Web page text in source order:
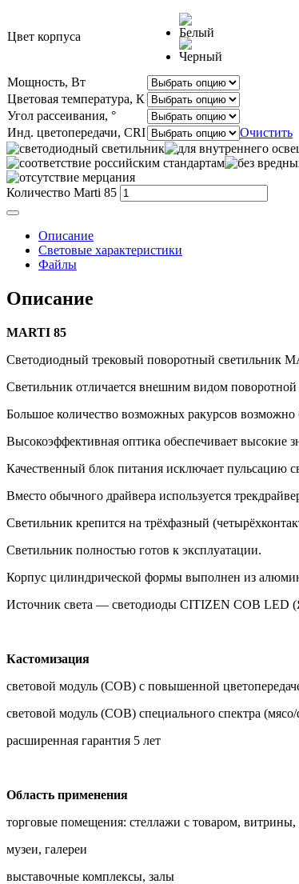
Цвет корпуса
Мощность, Вт
Цветовая температура, К
Угол рассеивания, °
Инд. цветопередачи, CRI
Очистить
Количество Marti 85
Описание
Световые характеристики
Файлы
Описание
MARTI 85
Светодиодный трековый поворотный светильник
Светильник отличается внешним видом
Большое количество возможных ракурсов возможно
Высокоэффективная оптика обеспечивает высокие
Качественный блок питания исключает пульсацию
Вместо обычного драйвера используется
Светильник крепится на трёхфазный
Светильник полностью готов к эксплуатации.
Корпус цилиндрической формы выполнен из
Источник света — светодиоды CITIZEN COB LED
Кастомизация
световой модуль (COB) с повышенной
световой модуль (COB) специального спектра
расширенная гарантия 5 лет
Область применения
торговые помещения: стеллажи с товаром, витрины,
музеи, галереи
выставочные комплексы, залы